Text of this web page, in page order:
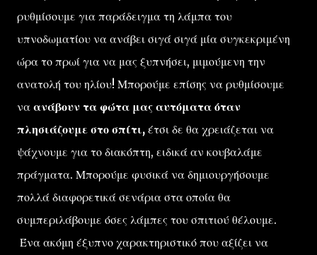
ρυθμίσουμε για παράδειγμα τη λάμπα του
υπνοδωματίου να ανάβει σιγά σιγά μία συγκεκριμένη
ώρα το πρωί για να μας ξυπνήσει, μιμούμενη την
ανατολή του ηλίου! Μπορούμε επίσης να ρυθμίσουμε
να ανάβουν τα φώτα μας αυτόματα όταν
πλησιάζουμε στο σπίτι, έτσι δε θα χρειάζεται να
ψάχνουμε για το διακόπτη, ειδικά αν κουβαλάμε
πράγματα. Μπορούμε φυσικά να δημιουργήσουμε
πολλά διαφορετικά σενάρια στα οποία θα
συμπεριλάβουμε όσες λάμπες του σπιτιού θέλουμε.
Ένα ακόμη έξυπνο χαρακτηριστικό που αξίζει να